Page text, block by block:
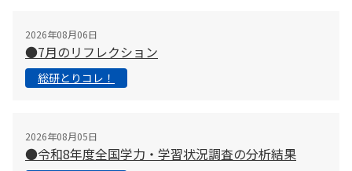
2026年08月06日
●7月のリフレクション
総研とりコレ！
2026年08月05日
●令和8年度全国学力・学習状況調査の分析結果